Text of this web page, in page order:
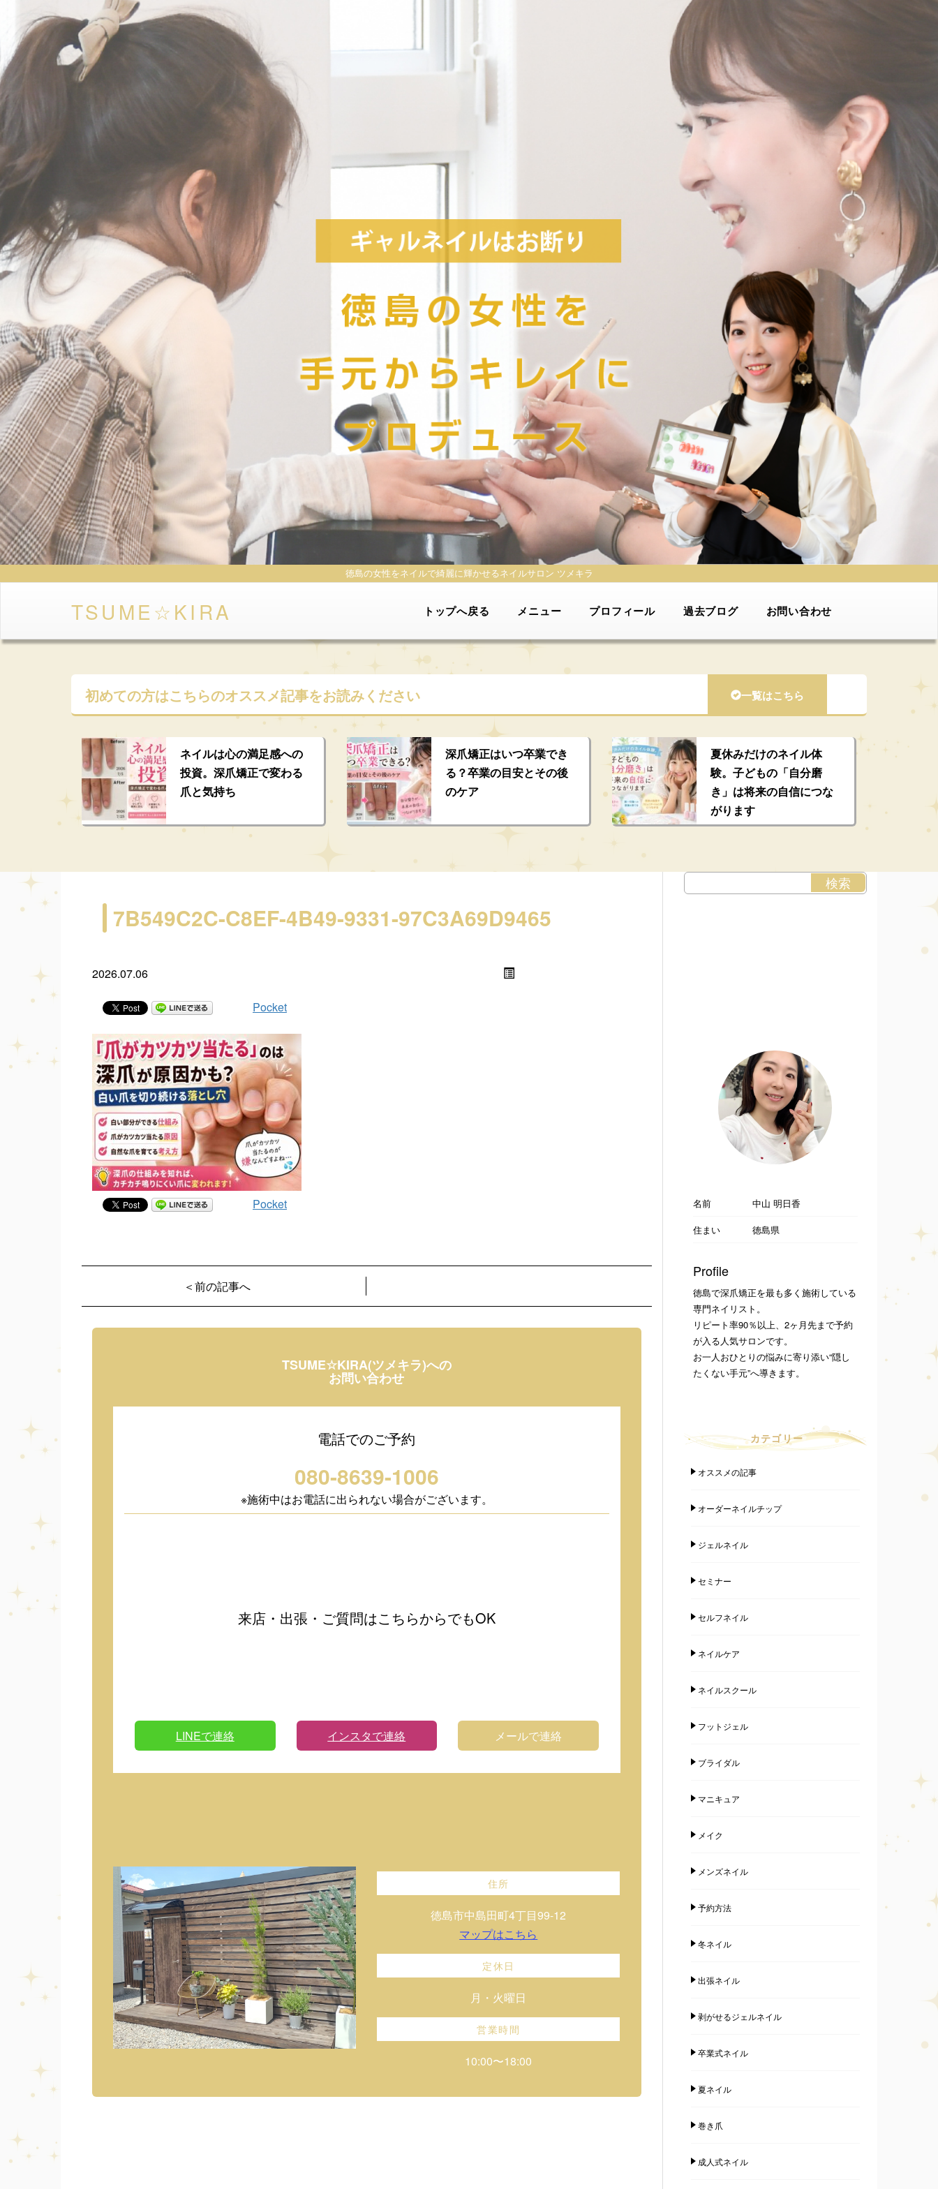
徳島の女性をネイルで綺麗に輝かせるネイルサロン ツメキラ
TSUME☆KIRA トップへ戻る メニュー プロフィール 過去ブログ お問い合わせ
初めての方はこちらのオススメ記事をお読みください 一覧はこちら
ネイルは心の満足感への
投資。深爪矯正で変わる
爪と気持ち
深爪矯正はいつ卒業でき
る？卒業の目安とその後
のケア
夏休みだけのネイル体
験。子どもの「自分磨
き」は将来の自信につな
がります
7B549C2C-C8EF-4B49-9331-97C3A69D9465
2026.07.06
Pocket
Pocket
＜前の記事へ
TSUME☆KIRA(ツメキラ)への
お問い合わせ
電話でのご予約
080-8639-1006
※施術中はお電話に出られない場合がございます。
来店・出張・ご質問はこちらからでもOK
LINEで連絡 インスタで連絡 メールで連絡
住所
徳島市中島田町4丁目99-12
マップはこちら
定休日
月・火曜日
営業時間
10:00〜18:00
名前
中山 明日香
住まい
徳島県
Profile
徳島で深爪矯正を最も多く施術している
専門ネイリスト。
リピート率90％以上、2ヶ月先まで予約
が入る人気サロンです。
お一人おひとりの悩みに寄り添い“隠し
たくない手元”へ導きます。
カテゴリー
オススメの記事
オーダーネイルチップ
ジェルネイル
セミナー
セルフネイル
ネイルケア
ネイルスクール
フットジェル
ブライダル
マニキュア
メイク
メンズネイル
予約方法
冬ネイル
出張ネイル
剥がせるジェルネイル
卒業式ネイル
夏ネイル
巻き爪
成人式ネイル